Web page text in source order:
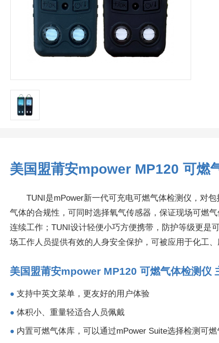
美国盟莆安mpower MP120 可燃
TUNI是mPower新一代可充电可燃气体检测仪，对
气体的合规性，可同时选择氧气传感器，保证现场可燃
连续工作；TUNI设计轻便小巧方便携带，防护等级更是
场工作人员提供有效的人身安全保护，可被应用于化工
美国盟莆安mpower MP120 可燃气体检测仪
● 支持中英文菜单，更友好的用户体验
● 体积小、重量轻适合人员佩戴
● 内置可燃气体库，可以通过mPower Suite选择检测可